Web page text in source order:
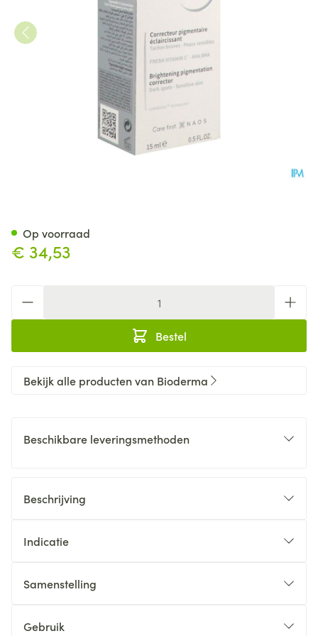
€ 34,53
Bestel
Op voorraad
Bekijk alle producten van Bioderma
Beschikbare leveringsmethoden
Beschrijving
Indicatie
Samenstelling
Gebruik